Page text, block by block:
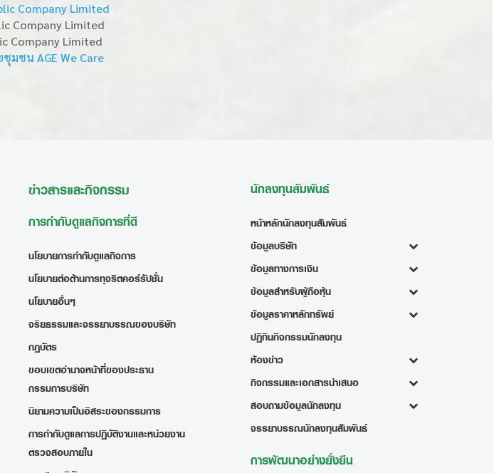
Company Limited
Company Limited
Company Limited
ชุมชน AGE We Care
ข่าวสารและกิจกรรม
การกำกับดูแลกิจการที่ดี
นโยบายการกำกับดูแลกิจการ
นโยบายต่อต้านการทุจริตคอร์รัปชั่น
นโยบายอื่นๆ
จริยธรรมและจรรยาบรรณของบริษัท
กฎบัตร
ขอบเขตอำนาจหน้าที่ของประธาน
กรรมการบริษัท
นิยามความเป็นอิสระของกรรมการ
การกำกับดูแลการปฏิบัติงานและหน่วยงาน
ตรวจสอบภายใน
นักลงทุนสัมพันธ์
หน้าหลักนักลงทุนสัมพันธ์
ข้อมูลบริษัท
ข้อมูลทางการเงิน
ข้อมูลสำหรับผู้ถือหุ้น
ข้อมูลราคาหลักทรัพย์
ปฏิทินกิจกรรมนักลงทุน
ห้องข่าว
กิจกรรมและเอกสารนำเสนอ
สอบถามข้อมูลนักลงทุน
จรรยาบรรณนักลงทุนสัมพันธ์
การพัฒนาอย่างยั่งยืน